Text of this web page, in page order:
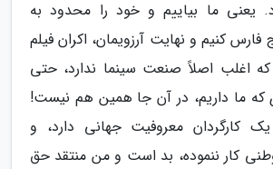
یعنی ما بیاییم و خود را محدود به
کنیم و نهایت آرزویمان، اکران فیلم
اغلب اصلاً صنعت سینما ندارد، حتی
که ما داریم، در آن جا همین هم نیست!
کارگردان معروفیت جهانی دارد، و
کار ننموده، بد است و من منتقد حق